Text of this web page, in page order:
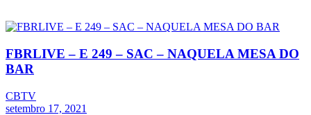
FBRLIVE – E 249 – SAC – NAQUELA MESA DO
BAR
CBTV
setembro 17, 2021